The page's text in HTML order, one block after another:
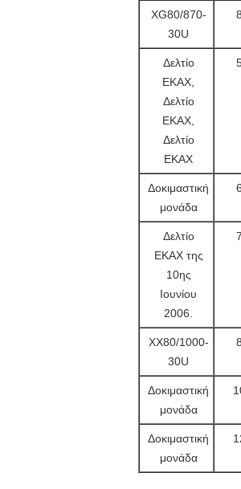
XG80/870-
30U
Δελτίο
ΕΚΑΧ,
Δελτίο
ΕΚΑΧ,
Δελτίο
ΕΚΑΧ
Δοκιμαστική
μονάδα
Δελτίο
ΕΚΑΧ της
10ης
Ιουνίου
2006.
ΧΧ80/1000-
30U
Δοκιμαστική
μονάδα
Δοκιμαστική
μονάδα